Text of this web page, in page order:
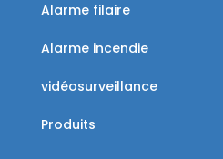
Alarme filaire
Alarme incendie
vidéosurveillance
Produits